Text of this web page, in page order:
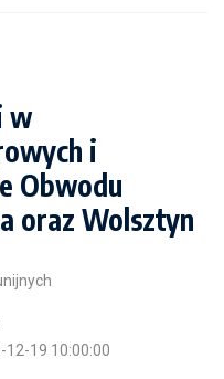
w
i
Obwodu
oraz Wolsztyn
12-19 10:00:00